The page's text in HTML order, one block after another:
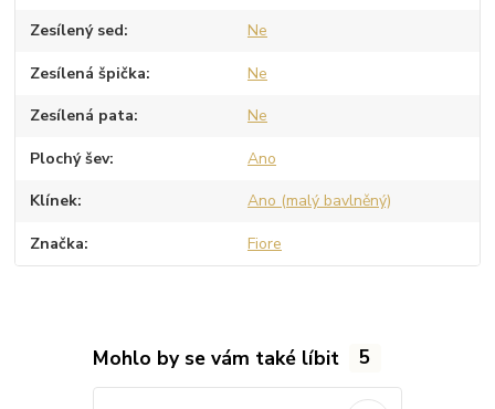
Zesílený sed Ne
Zesílená špička Ne
Zesílená pata Ne
Plochý šev Ano
Klínek Ano (malý bavlněný)
Značka Fiore
Mohlo by se vám také líbit 5